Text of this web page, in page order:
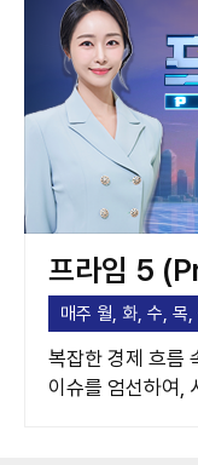
프라임 5
매주 월, 화, 수,
복잡한 경제 흐름
이슈를 엄선하여,